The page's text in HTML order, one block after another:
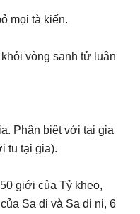
mọi tà kiến.
vòng sanh tử luân
Phân biệt với tại gia
tu tại gia).
giới của Tỷ kheo,
Sa di và Sa di ni, 6